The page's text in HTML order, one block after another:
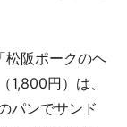
阪ポークのヘ
1,800円）は、
パンでサンド